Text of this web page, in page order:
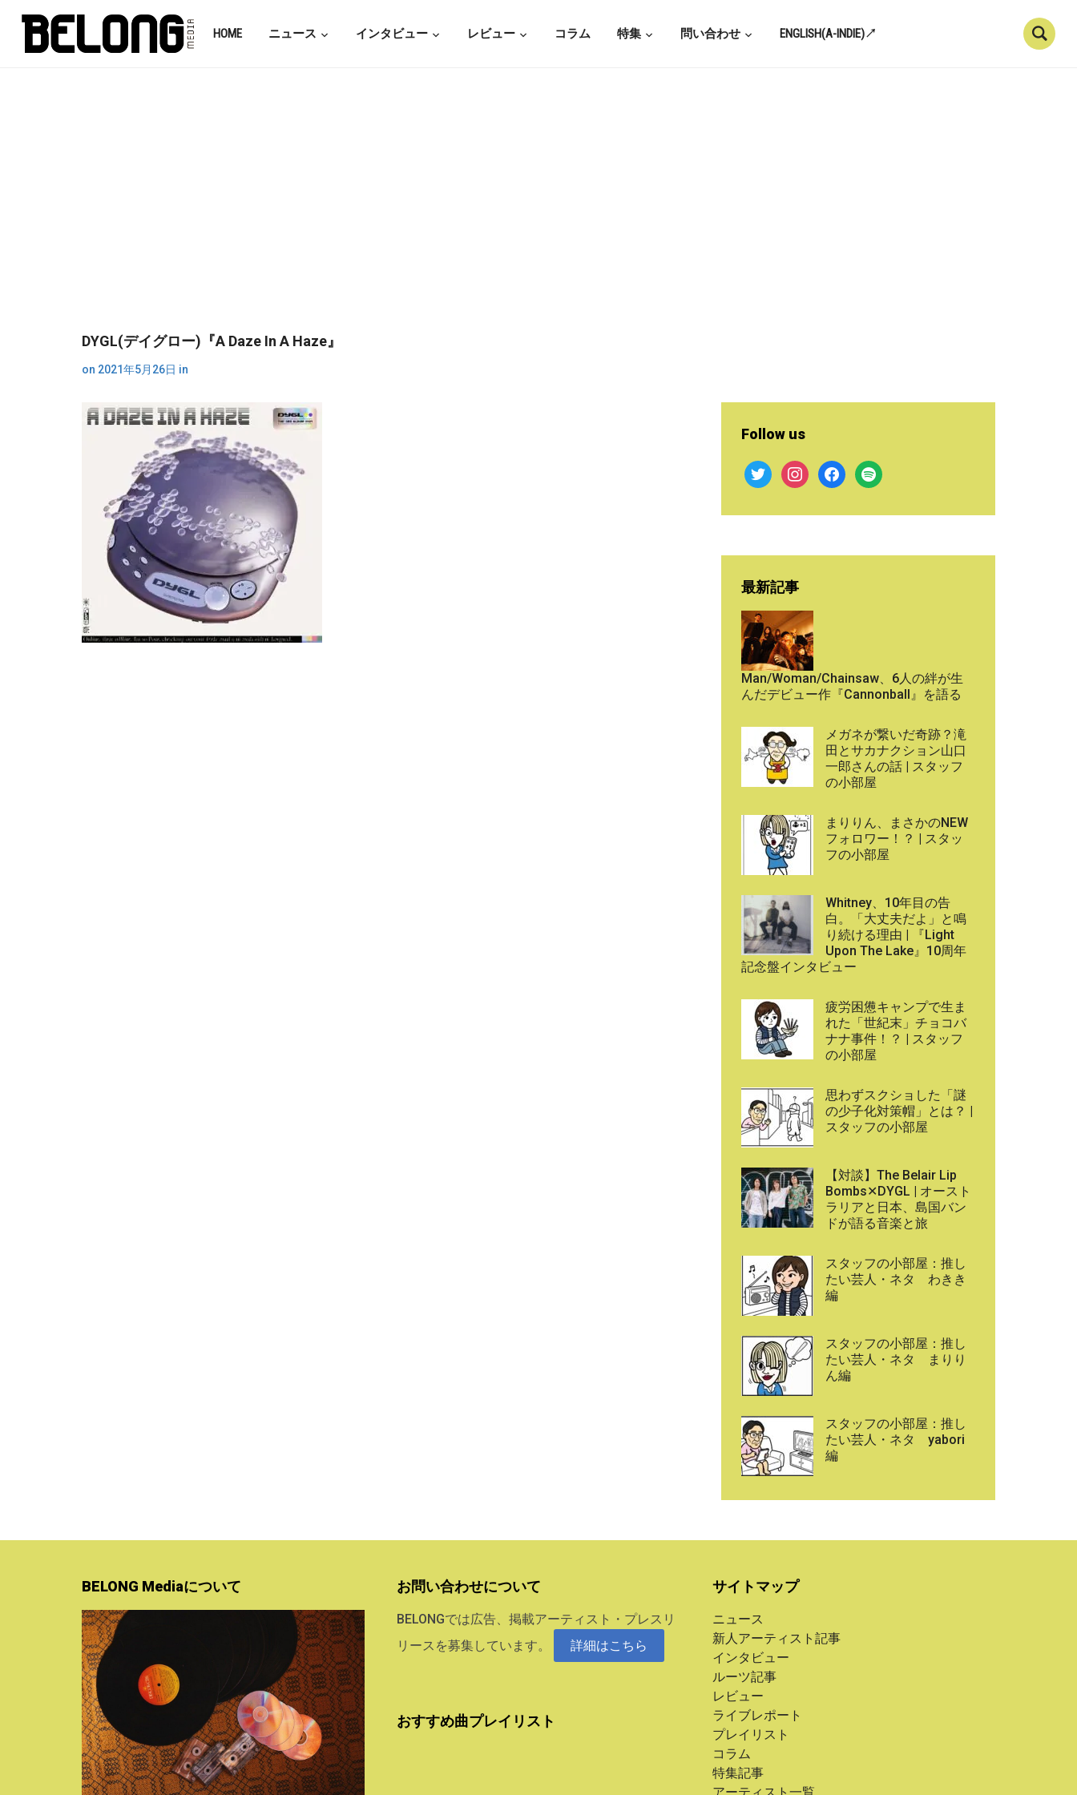
HOME ニュース インタビュー レビュー コラム 特集 問い合わせ ENGLISH(A-INDIE)↗
DYGL(デイグロー)『A Daze In A Haze』
on 2021年5月26日 in
Follow us
twitter instagramfacebook
spotify
最新記事
Man/Woman/Chainsaw、6人の絆が生
んだデビュー作『Cannonball』を語る
メガネが繋いだ奇跡？滝
田とサカナクション山口
一郎さんの話 | スタッフ
の小部屋
まりりん、まさかのNEW
フォロワー！？ | スタッ
フの小部屋
Whitney、10年目の告
白。「大丈夫だよ」と鳴
り続ける理由 | 『Light
Upon The Lake』10周年
記念盤インタビュー
疲労困憊キャンプで生ま
れた「世紀末」チョコバ
ナナ事件！？ | スタッフ
の小部屋
思わずスクショした「謎
の少子化対策帽」とは？ |
スタッフの小部屋
【対談】The Belair Lip
Bombs✕DYGL | オースト
ラリアと日本、島国バン
ドが語る音楽と旅
スタッフの小部屋：推し
たい芸人・ネタ わきき
編
スタッフの小部屋：推し
たい芸人・ネタ まりり
ん編
スタッフの小部屋：推し
たい芸人・ネタ yabori
編
BELONG Mediaについて お問い合わせについて
BELONGでは広告、掲載アーティスト・プレスリ
リースを募集しています。
詳細はこちら
おすすめ曲プレイリスト
サイトマップ
ニュース
新人アーティスト記事
インタビュー
ルーツ記事
レビュー
ライブレポート
プレイリスト
コラム
特集記事